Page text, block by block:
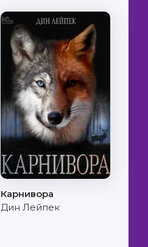
Карнивора
Дин Лейпек